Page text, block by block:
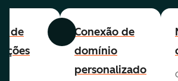
Anterior Avançar
de
Conexão de
domínio
personalizado